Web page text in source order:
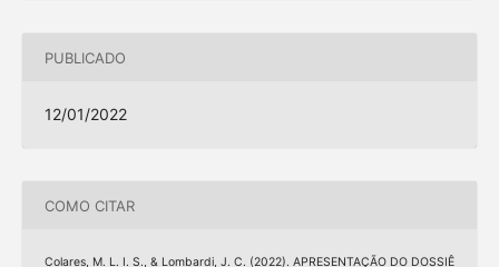
PUBLICADO
12/01/2022
COMO CITAR
Colares, M. L. I. S., & Lombardi, J. C. (2022). APRESENTAÇÃO DO DOSSIÊ